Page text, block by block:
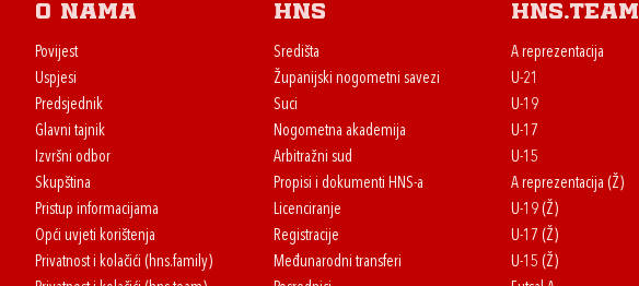
O nama
Povijest
Uspjesi
Predsjednik
Glavni tajnik
Izvršni odbor
Skupština
Pristup informacijama
Opći uvjeti korištenja
Privatnost i kolačići (hns.family)
HNS
Središta
Županijski nogometni savezi
Suci
Nogometna akademija
Arbitražni sud
Propisi i dokumenti HNS-a
Licenciranje
Registracije
Međunarodni transferi
HNS.team
A reprezentacija
U-21
U-19
U-17
U-15
A reprezentacija (Ž)
U-19 (Ž)
U-17 (Ž)
U-15 (Ž)